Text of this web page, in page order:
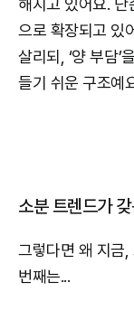
으로 확장되고 있
살리되, ‘양 부담’
들기 쉬운 구조예
소분 트렌드가 갖
그렇다면 왜 지금
번째는...